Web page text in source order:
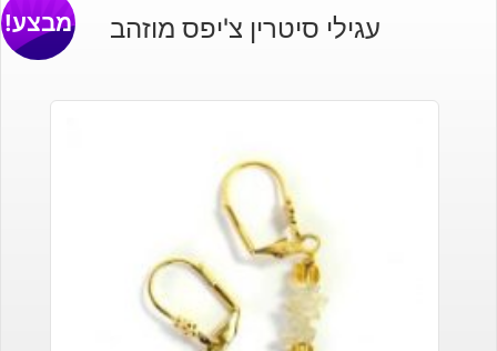
עגילי סיטרין צ'יפס מוזהב מבצע!